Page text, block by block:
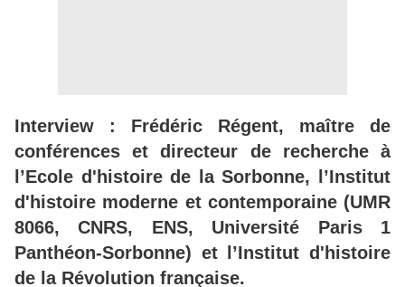
Interview : Frédéric Régent, maître de
conférences et directeur de recherche à
l’Ecole d'histoire de la Sorbonne, l’Institut
d'histoire moderne et contemporaine (UMR
8066, CNRS, ENS, Université Paris 1
Panthéon-Sorbonne) et l’Institut d'histoire
de la Révolution française.